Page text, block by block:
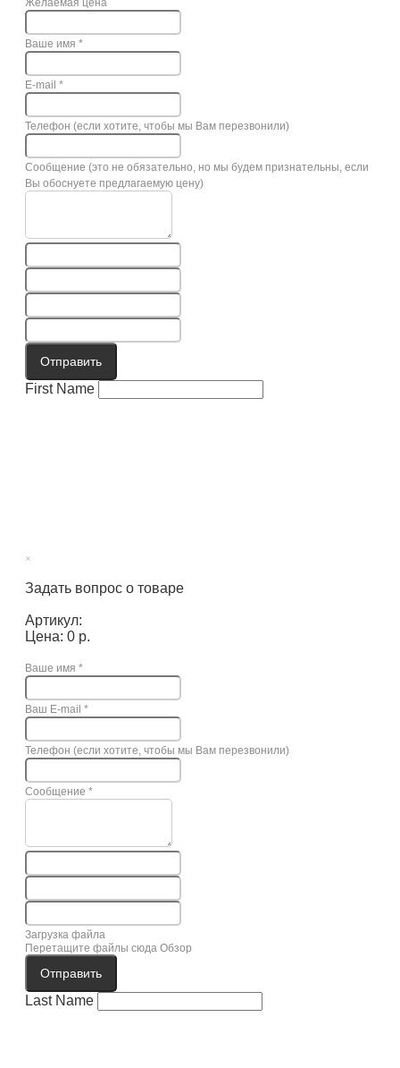
Желаемая цена
Ваше имя *
E-mail *
Телефон (если хотите, чтобы мы Вам перезвонили)
Сообщение (это не обязательно, но мы будем признательны, если
Вы обоснуете предлагаемую цену)
Отправить
First Name
×
Задать вопрос о товаре
Артикул:
Цена: 0 р.
Ваше имя *
Ваш E-mail *
Телефон (если хотите, чтобы мы Вам перезвонили)
Сообщение *
Загрузка файла
Перетащите файлы сюда Обзор
Отправить
Last Name